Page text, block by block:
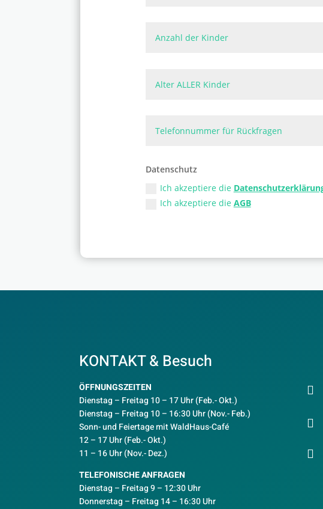
Datenschutz
Ich akzeptiere die
Ich akzeptiere die AGB
KONTAKT & Besuch
ÖFFNUNGSZEITEN
Dienstag – Freitag 10 – 17 Uhr (Feb.- Okt.)
Dienstag – Freitag 10 – 16:30 Uhr (Nov.- Feb.)
Sonn- und Feiertage mit WaldHaus-Café
12 – 17 Uhr (Feb.- Okt.)
11 – 16 Uhr (Nov.- Dez.)
TELEFONISCHE ANFRAGEN
Dienstag – Freitag 9 – 12:30 Uhr
Donnerstag – Freitag 14 – 16:30 Uhr


